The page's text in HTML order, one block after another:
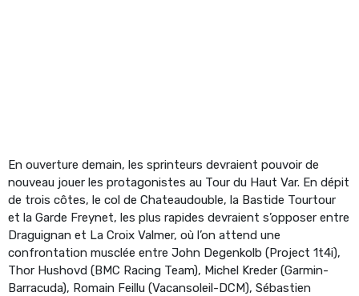
En ouverture demain, les sprinteurs devraient pouvoir de
nouveau jouer les protagonistes au Tour du Haut Var. En dépit
de trois côtes, le col de Chateaudouble, la Bastide Tourtour
et la Garde Freynet, les plus rapides devraient s’opposer entre
Draguignan et La Croix Valmer, où l’on attend une
confrontation musclée entre John Degenkolb (Project 1t4i),
Thor Hushovd (BMC Racing Team), Michel Kreder (Garmin-
Barracuda), Romain Feillu (Vacansoleil-DCM), Sébastien